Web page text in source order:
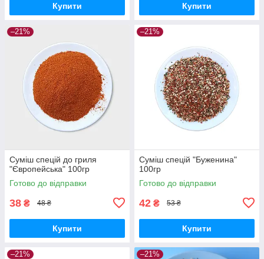
Купити Купити
–21%
Суміш спецій до гриля
"Європейська" 100гр
Готово до відправки
38 ₴ 48 ₴
Купити
–21%
Суміш спецій "Буженина"
100гр
Готово до відправки
42 ₴ 53 ₴
Купити
–21% –21%